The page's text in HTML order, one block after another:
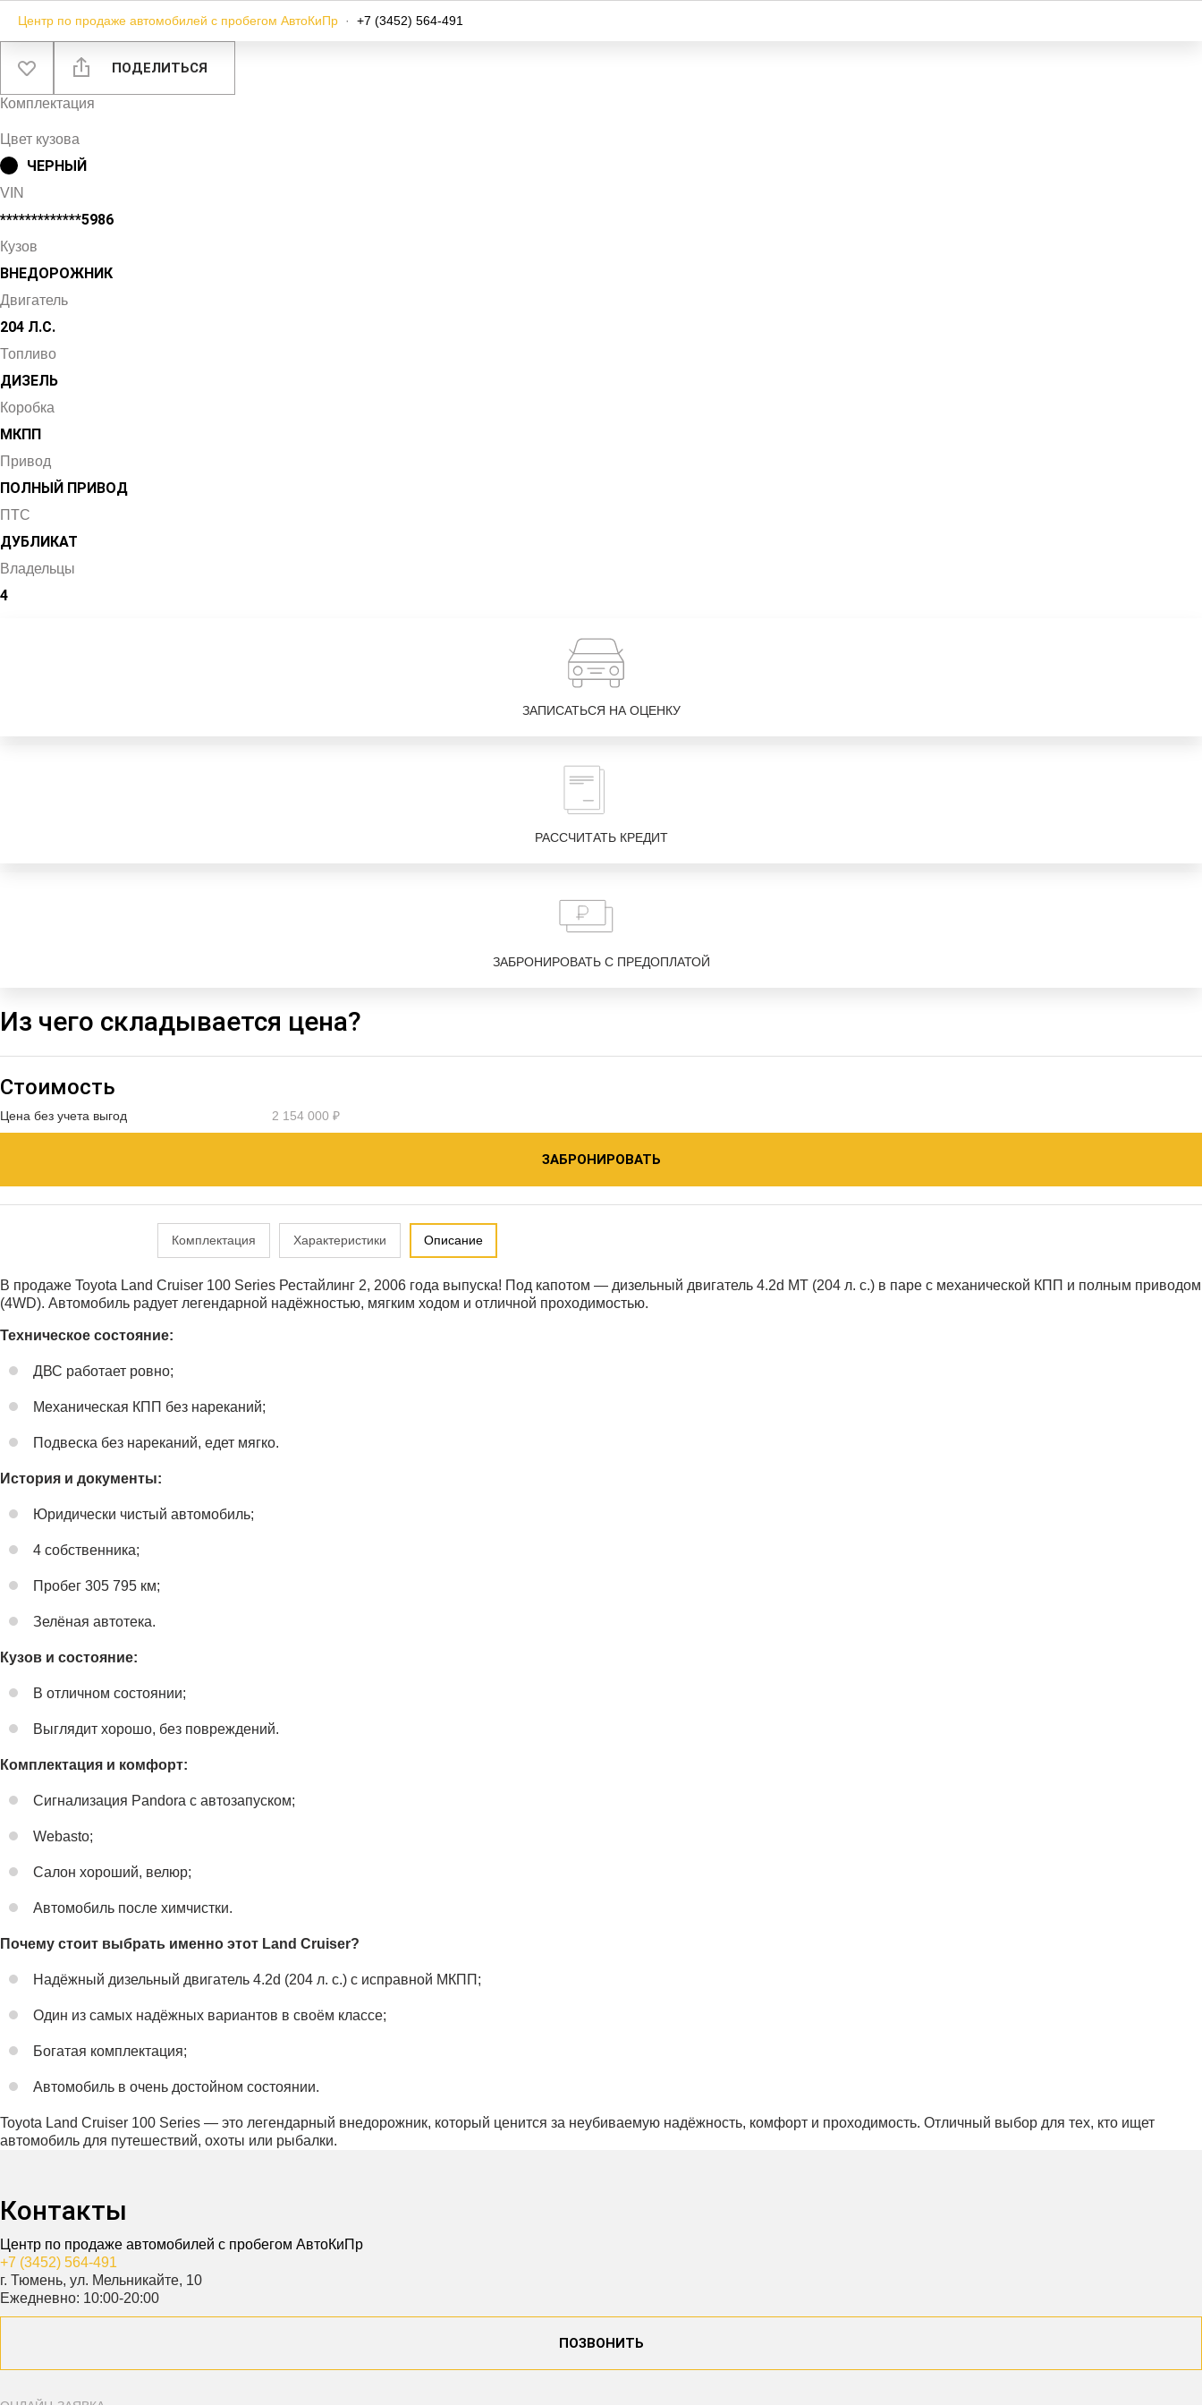
Центр по продаже автомобилей с пробегом АвтоКиПр · +7 (3452) 564-491
ПОДЕЛИТЬСЯ
Комплектация
Цвет кузова
ЧЕРНЫЙ
VIN
*************5986
Кузов
ВНЕДОРОЖНИК
Двигатель
204 Л.С.
Топливо
ДИЗЕЛЬ
Коробка
МКПП
Привод
ПОЛНЫЙ ПРИВОД
ПТС
ДУБЛИКАТ
Владельцы
4
ЗАПИСАТЬСЯ НА ОЦЕНКУ
РАССЧИТАТЬ КРЕДИТ
ЗАБРОНИРОВАТЬ С ПРЕДОПЛАТОЙ
Из чего складывается цена?
Стоимость
Цена без учета выгод 2 154 000 ₽
ЗАБРОНИРОВАТЬ
Комплектация Характеристики Описание
В продаже Toyota Land Cruiser 100 Series Рестайлинг 2, 2006 года выпуска! Под капотом — дизельный двигатель 4.2d МТ (204 л. с.) в паре с механической КПП и полным приводом
(4WD). Автомобиль радует легендарной надёжностью, мягким ходом и отличной проходимостью.
Техническое состояние:
ДВС работает ровно;
Механическая КПП без нареканий;
Подвеска без нареканий, едет мягко.
История и документы:
Юридически чистый автомобиль;
4 собственника;
Пробег 305 795 км;
Зелёная автотека.
Кузов и состояние:
В отличном состоянии;
Выглядит хорошо, без повреждений.
Комплектация и комфорт:
Сигнализация Pandora с автозапуском;
Webasto;
Салон хороший, велюр;
Автомобиль после химчистки.
Почему стоит выбрать именно этот Land Cruiser?
Надёжный дизельный двигатель 4.2d (204 л. с.) с исправной МКПП;
Один из самых надёжных вариантов в своём классе;
Богатая комплектация;
Автомобиль в очень достойном состоянии.
Toyota Land Cruiser 100 Series — это легендарный внедорожник, который ценится за неубиваемую надёжность, комфорт и проходимость. Отличный выбор для тех, кто ищет
автомобиль для путешествий, охоты или рыбалки.
Контакты
Центр по продаже автомобилей с пробегом АвтоКиПр
+7 (3452) 564-491
г. Тюмень, ул. Мельникайте, 10
Ежедневно: 10:00-20:00
ПОЗВОНИТЬ